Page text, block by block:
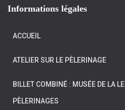
Informations légales
ACCUEIL
ATELIER SUR LE PÈLERINAGE
BILLET COMBINÉ : MUSÉE DE LA
PÈLERINAGES